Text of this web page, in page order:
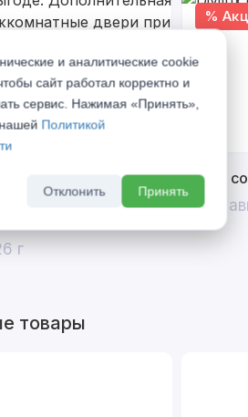
Дополнительная
двери при
г
%
Divilux
До 31
товары
и аналитические cookie
сайт работал корректно и
сервис. Нажимая «Принять»,
Политикой
Отклонить Принять